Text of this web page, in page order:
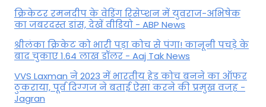
क्रिकेटर रमनदीप के वेडिंग रिसेप्शन में युवराज-अभिषेक
का जबरदस्त डांस, देखें वीडियो - ABP News
श्रीलंका क्रिकेट को भारी पड़ा कोच से पंगा! कानूनी पचड़े के
बाद चुकाए 1.64 लाख डॉलर - Aaj Tak News
VVS Laxman ने 2023 में भारतीय हेड कोच बनने का ऑफर
ठुकराया, पूर्व दिग्‍गज ने बताई ऐसा करने की प्रमुख वजह -
Jagran